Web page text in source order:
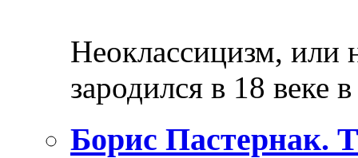
Неоклассицизм, или
зародился в 18 веке
Борис Пастернак.